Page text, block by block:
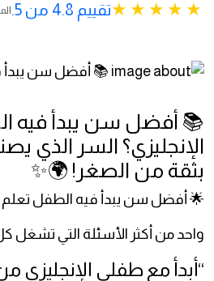
تقييم 4.8 من 5. 5
📚 أفضل سن يبدأ فيه
الإنجليزي؟ السر الذي
بثقة من الصغر! 🌍✨
🌟 أفضل سن يبدأ فيه الطفل تعلم
واحد من أكثر الأسئلة التي تشغل
“أبدأ مع طفلي الإنجليزي